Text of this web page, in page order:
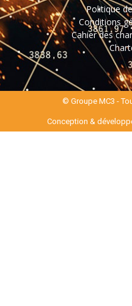
Politique
Conditions
Cahier des
© Groupe MC3 -
Conception &